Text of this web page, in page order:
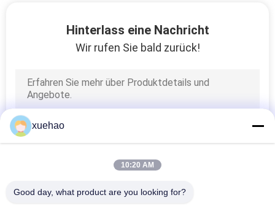
Hinterlass eine Nachricht
Wir rufen Sie bald zurück!
xuehao
10:20 AM
Good day, what product are you looking for?